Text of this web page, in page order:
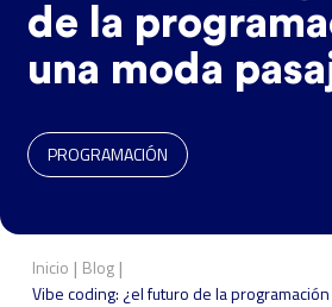
de la
una moda
PROGRAMACIÓN
Inicio | Blog |
Vibe coding: ¿el futuro de la